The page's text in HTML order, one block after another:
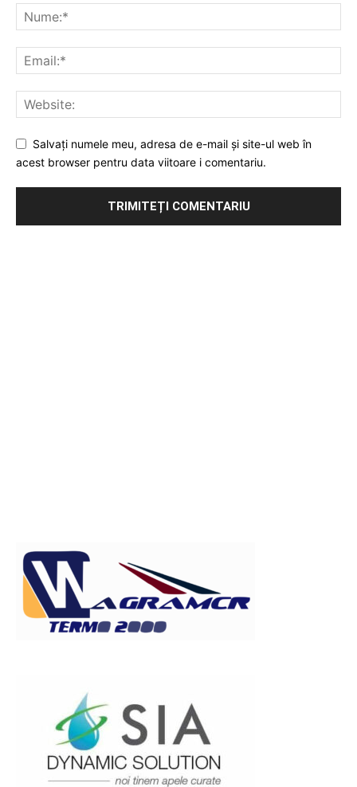
Salvați numele meu, adresa de e-mail și site-ul web în
acest browser pentru data viitoare i comentariu.